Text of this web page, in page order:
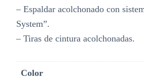
– Espaldar acolchonado con
System”.
– Tiras de cintura acolchonadas.
Color